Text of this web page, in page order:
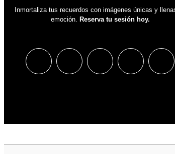
Inmortaliza tus recuerdos con imágenes únicas y
emoción. Reserva tu sesión hoy.